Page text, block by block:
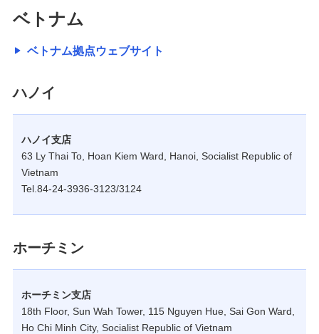
ベトナム
ベトナム拠点ウェブサイト
ハノイ
ハノイ支店
63 Ly Thai To, Hoan Kiem Ward, Hanoi, Socialist Republic of
Vietnam
Tel.84-24-3936-3123/3124
ホーチミン
ホーチミン支店
18th Floor, Sun Wah Tower, 115 Nguyen Hue, Sai Gon Ward,
Ho Chi Minh City, Socialist Republic of Vietnam